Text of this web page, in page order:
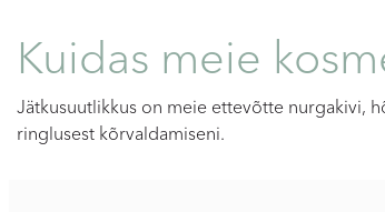
Kuidas meie
Jätkusuutlikkus on meie ettevõtte nurgakivi,
ringlusest kõrvaldamiseni.